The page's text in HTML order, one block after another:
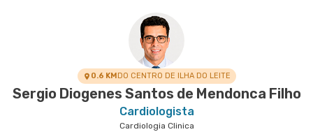
0.6 KMDO CENTRO DE ILHA DO LEITE
Sergio Diogenes Santos de Mendonca Filho
Cardiologista
Cardiologia Clinica